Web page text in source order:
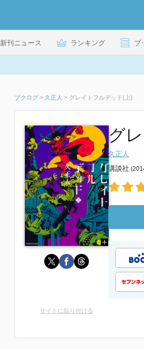
新刊ニュース ランキング ブ
ブクログ > 久正人 > グレイトフルデッド(上)
グ
久正人
講談社
サイトに貼り付ける